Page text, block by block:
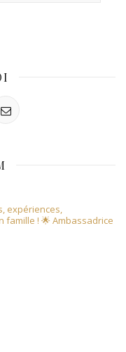
expériences,
famille ! 🌟 Ambassadrice